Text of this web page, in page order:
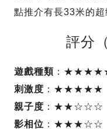
點推介有長33米的超
評分
遊戲種類 ：
刺激度 ：★★★★★
親子度 ：★★☆☆☆
影相位 ：★★★☆☆